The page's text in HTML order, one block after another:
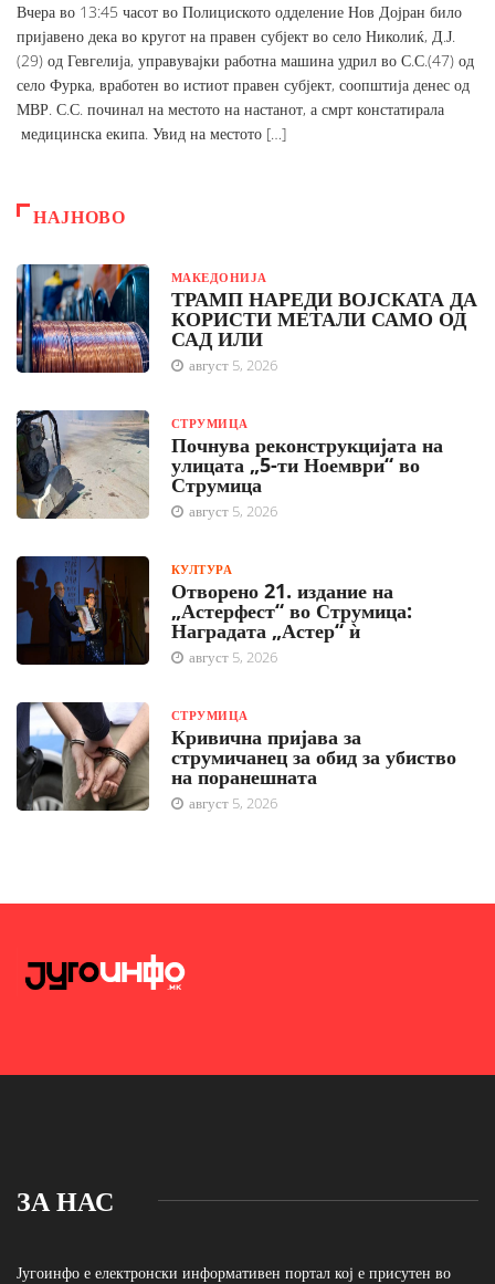
Вчера во 13:45 часот во Полициското одделение Нов Дојран било
пријавено дека во кругот на правен субјект во село Николиќ, Д.Ј.
(29) од Гевгелија, управувајки работна машина удрил во С.С.(47) од
село Фурка, вработен во истиот правен субјект, соопштија денес од
МВР. С.С. починал на местото на настанот, а смрт констатирала
медицинска екипа. Увид на местото […]
НАЈНОВО
МАКЕДОНИЈА
ТРАМП НАРЕДИ ВОЈСКАТА ДА
КОРИСТИ МЕТАЛИ САМО ОД
САД ИЛИ
август 5, 2026
СТРУМИЦА
Почнува реконструкцијата на
улицата „5-ти Ноември“ во
Струмица
август 5, 2026
КУЛТУРА
Отворено 21. издание на
„Астерфест“ во Струмица:
Наградата „Астер“ ѝ
август 5, 2026
СТРУМИЦА
Кривична пријава за
струмичанец за обид за убиство
на поранешната
август 5, 2026
ЗА НАС
Југоинфо е електронски информативен портал кој е присутен во